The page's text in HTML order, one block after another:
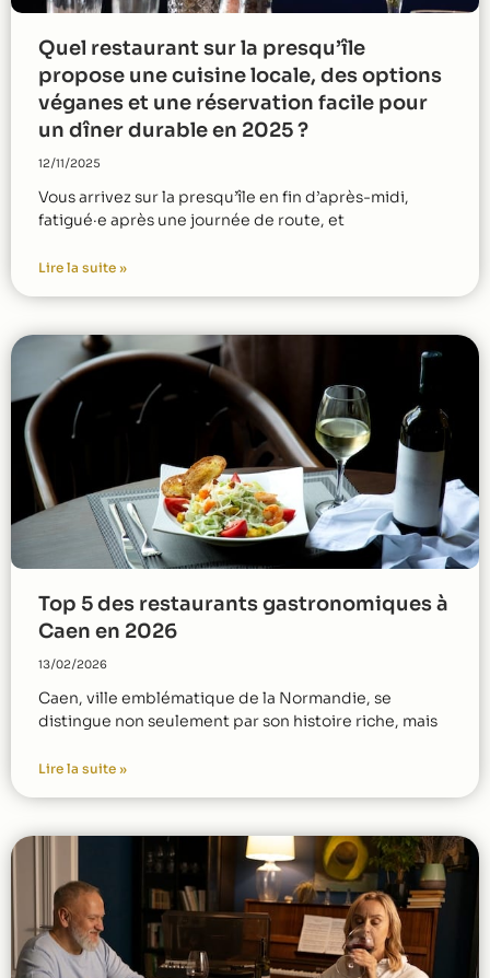
Quel restaurant sur la presqu’île
propose une cuisine locale, des options
véganes et une réservation facile pour
un dîner durable en 2025 ?
12/11/2025
Vous arrivez sur la presqu’île en fin d’après-midi,
fatigué·e après une journée de route, et
Lire la suite »
Top 5 des restaurants gastronomiques à
Caen en 2026
13/02/2026
Caen, ville emblématique de la Normandie, se
distingue non seulement par son histoire riche, mais
Lire la suite »